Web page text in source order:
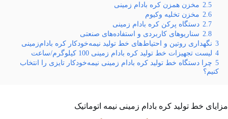
2.5 مخزن همزن کره بادام زمینی
2.6 مخزن تخلیه وکیوم
2.7 دستگاه پرکن کره بادام زمینی
2.8 سناریوهای کاربردی و استفاده‌های صنعتی
3 نگهداری روتین و احتیاط‌های خط تولید نیمه‌خودکار کره بادام‌زمینی
4 لیست تجهیزات خط تولید کره بادام زمینی 100 کیلوگرم/ساعت
5 چرا دستگاه خط تولید کره بادام زمینی نیمه‌خودکار تایزی را انتخاب
کنیم؟
مزایای خط تولید کره بادام زمینی نیمه اتوماتیک